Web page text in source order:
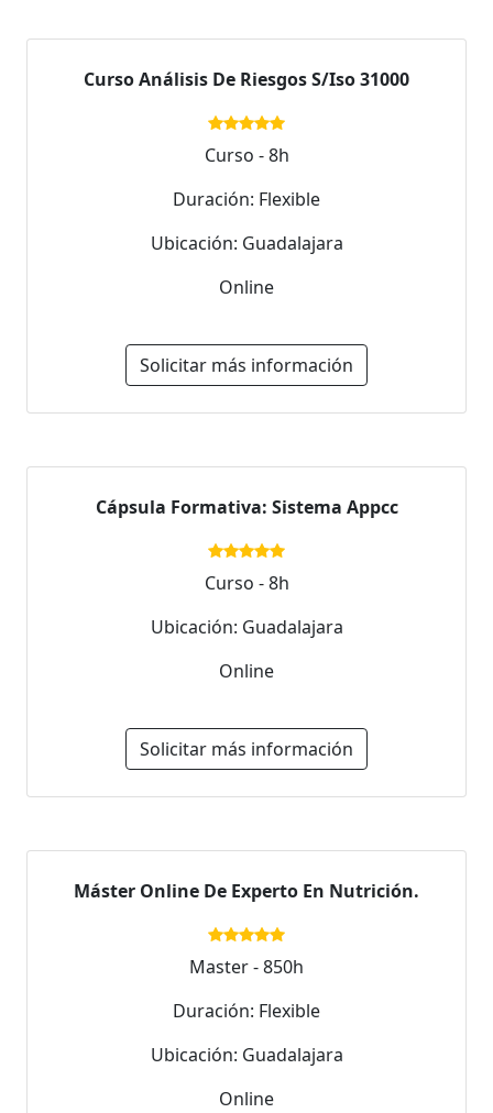
Curso Análisis De Riesgos S/Iso 31000
Curso - 8h
Duración: Flexible
Ubicación: Guadalajara
Online
Solicitar más información
Cápsula Formativa: Sistema Appcc
Curso - 8h
Ubicación: Guadalajara
Online
Solicitar más información
Máster Online De Experto En Nutrición.
Master - 850h
Duración: Flexible
Ubicación: Guadalajara
Online